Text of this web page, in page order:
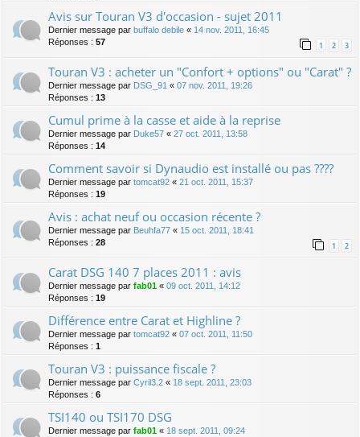
Avis sur Touran V3 d'occasion - sujet 2011
Dernier message par buffalo debile « 14 nov. 2011, 16:45
Réponses : 57 1 2 3
Touran V3 : acheter un "Confort + options" ou "Carat" ?
Dernier message par DSG_91 « 07 nov. 2011, 19:26
Réponses : 13
Cumul prime à la casse et aide à la reprise
Dernier message par Duke57 « 27 oct. 2011, 13:58
Réponses : 14
Comment savoir si Dynaudio est installé ou pas ????
Dernier message par tomcat92 « 21 oct. 2011, 15:37
Réponses : 19
Avis : achat neuf ou occasion récente ?
Dernier message par Beuhfa77 « 15 oct. 2011, 18:41
Réponses : 28 1 2
Carat DSG 140 7 places 2011 : avis
Dernier message par fab01 « 09 oct. 2011, 14:12
Réponses : 19
Différence entre Carat et Highline ?
Dernier message par tomcat92 « 07 oct. 2011, 11:50
Réponses : 1
Touran V3 : puissance fiscale ?
Dernier message par Cyril3.2 « 18 sept. 2011, 23:03
Réponses : 6
TSI140 ou TSI170 DSG
Dernier message par fab01 « 18 sept. 2011, 09:24